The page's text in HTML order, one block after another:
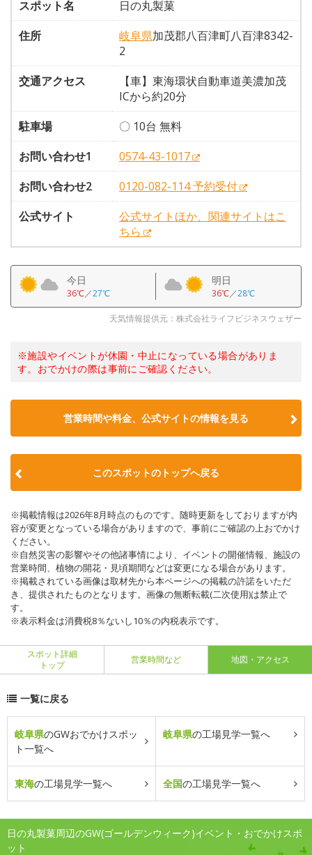
スポット名
日の丸製菓
住所
岐阜県加茂郡八百津町八百津8342-
2
交通アクセス
【車】東海環状自動車道美濃加茂
ICから約20分
駐車場
〇 10台 無料
お問い合わせ1
0574-43-1017
お問い合わせ2
0120-082-114 予約受付
公式サイト
公式サイトほか、関連サイトはこ
ちら
今日
36℃／27℃
明日
36℃／28℃
天気情報提供元：株式会社ライフビジネスウェザー
※施設やイベントが休園・中止になっている場合がありま
す。おでかけの際は事前にご確認ください。
営業時間や料金、公式サイトの情報を見る
このスポットのトップへ戻る
※掲載情報は2026年8月時点のものです。随時更新をしておりますが内
容が変更となっている場合がありますので、事前にご確認の上おでかけ
ください。
※自然災害の影響やその他諸事情により、イベントの開催情報、施設の
営業時間、植物の開花・見頃期間などは変更になる場合があります。
※掲載されている画像は取材先から本ページへの掲載の許諾をいただ
き、提供されたものとなります。画像の無断転載(二次使用)は禁止で
す。
※表示料金は消費税8％ないし10％の内税表示です。
スポット詳細
トップ
営業時間など 地図・アクセス
一覧に戻る
岐阜県のGWおでかけスポッ
ト一覧へ
岐阜県の工場見学一覧へ
東海の工場見学一覧へ 全国の工場見学一覧へ
日の丸製菓周辺のGW(ゴールデンウィーク)イベント・おでかけスポ
ット